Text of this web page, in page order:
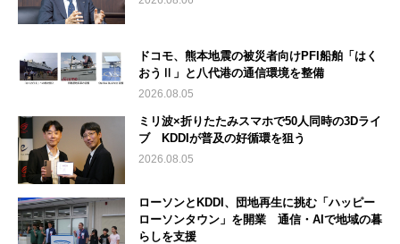
ドコモ、熊本地震の被災者向けPFI船舶「はく
おうⅡ」と八代港の通信環境を整備
2026.08.05
ミリ波×折りたたみスマホで50人同時の3Dライ
ブ KDDIが普及の好循環を狙う
2026.08.05
ローソンとKDDI、団地再生に挑む「ハッピー
ローソンタウン」を開業 通信・AIで地域の暮
らしを支援